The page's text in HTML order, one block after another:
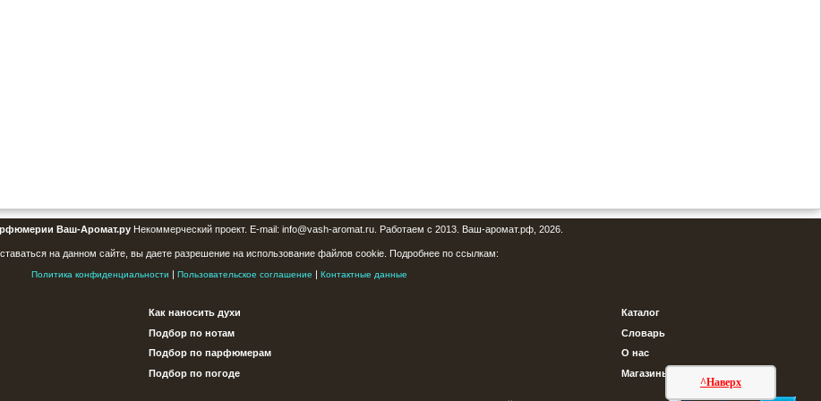
^Наверх
Ваш-Аромат.руНекоммерческий проект. E-mail: info@vash-aromat.ru. Работаем с 2013. Ваш-аромат.рф, 2026.
на данном сайте, вы даете разрешение на использование файлов cookie. Подробнее по ссылкам:
Политика конфиденциальности | Пользовательское соглашение | Контактные данные
Как наносить духи
Подбор по нотам
Подбор по парфюмерам
Подбор по погоде
Каталог
Словарь
О нас
Магазины